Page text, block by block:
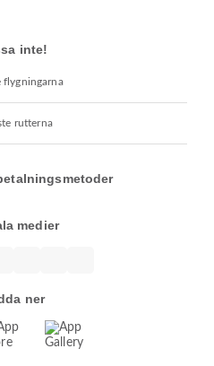
inte!
flygningarna
rutterna
medier
ner